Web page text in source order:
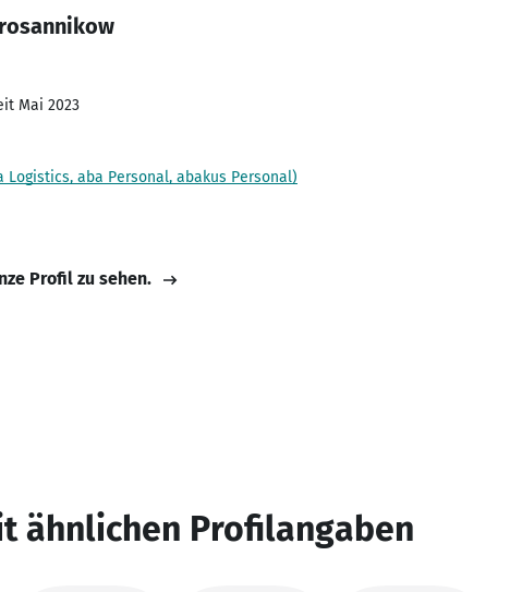
Mai 2023
aba Personal, abakus Personal)
Profil zu sehen.
ähnlichen Profilangaben